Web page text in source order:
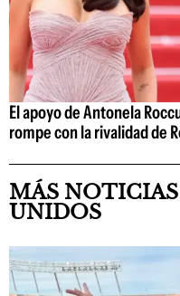
El apoyo de Antonela
rompe con la rivalidad de
MÁS
UNIDOS